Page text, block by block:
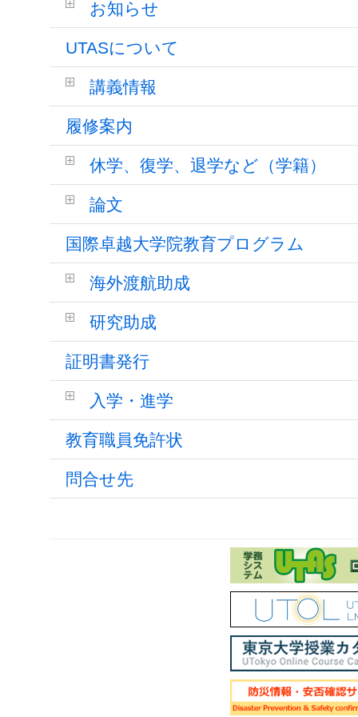
お知らせ
UTASについて
講義情報
履修案内
休学、復学、退学など（学籍）
論文
国際卓越大学院教育プログラム
海外渡航助成
研究助成
証明書発行
入学・進学
教育職員免許状
問合せ先